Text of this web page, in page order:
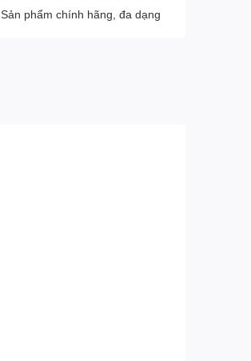
Sản phẩm chính hãng, đa dạng